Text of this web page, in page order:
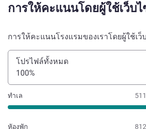
การให้คะแนนโดยผู้ใช้เว็บ
การให้คะแนนโรงแรมของเราโดยผู้ใช้เ
โปรไฟล์ทั้งหมด
100%
ทำเล
หัองพัก